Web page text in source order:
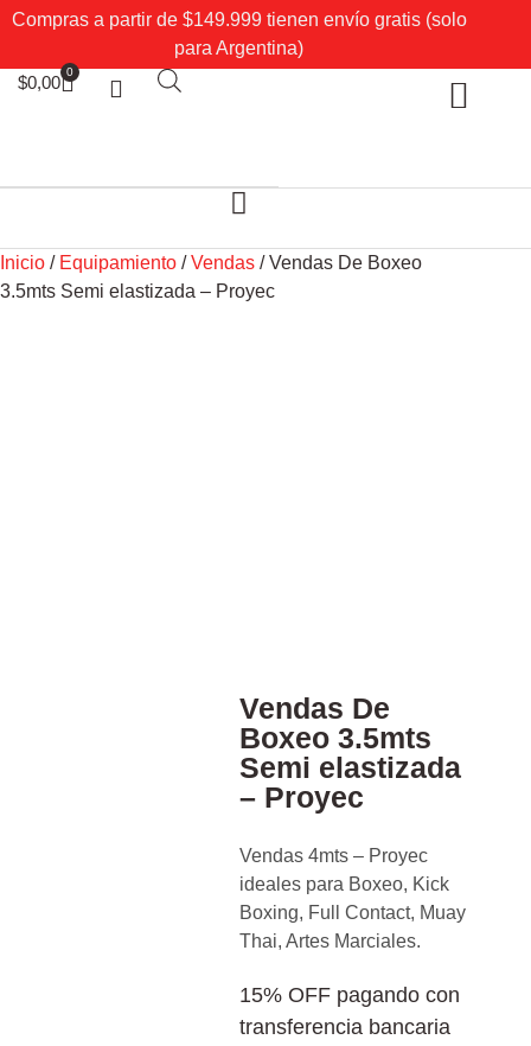
Compras a partir de $149.999 tienen envío gratis (solo
para Argentina)
$0,00
0
Inicio / Equipamiento /Vendas / Vendas De Boxeo
3.5mts Semi elastizada – Proyec
Vendas De
Boxeo 3.5mts
Semi elastizada
– Proyec
Vendas 4mts – Proyec
ideales para Boxeo, Kick
Boxing, Full Contact, Muay
Thai, Artes Marciales.
15% OFF pagando con
transferencia bancaria